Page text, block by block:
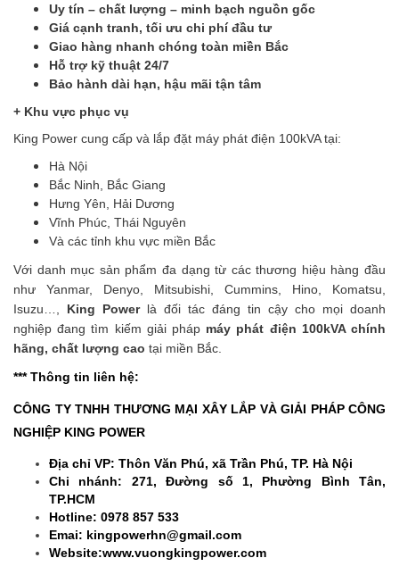
Uy tín – chất lượng – minh bạch nguồn gốc
Giá cạnh tranh, tối ưu chi phí đầu tư
Giao hàng nhanh chóng toàn miền Bắc
Hỗ trợ kỹ thuật 24/7
Bảo hành dài hạn, hậu mãi tận tâm
+ Khu vực phục vụ
King Power cung cấp và lắp đặt máy phát điện 100kVA tại:
Hà Nội
Bắc Ninh, Bắc Giang
Hưng Yên, Hải Dương
Vĩnh Phúc, Thái Nguyên
Và các tỉnh khu vực miền Bắc
Với danh mục sản phẩm đa dạng từ các thương hiệu hàng đầu
như Yanmar, Denyo, Mitsubishi, Cummins, Hino, Komatsu,
Isuzu…, King Powerlà đối tác đáng tin cậy cho mọi doanh
nghiệp đang tìm kiếm giải pháp máy phát điện 100kVA chính
hãng, chất lượng cao tại miền Bắc.
*** Thông tin liên hệ:
CÔNG TY TNHH THƯƠNG MẠI XÂY LẮP VÀ GIẢI PHÁP CÔNG
NGHIỆP KING POWER
Địa chỉ VP: Thôn Văn Phú, xã Trần Phú, TP. Hà Nội
Chi nhánh: 271, Đường số 1, Phường Bình Tân,
TP.HCM
Hotline: 0978 857 533
Emai: kingpowerhn@gmail.com
Website:www.vuongkingpower.com